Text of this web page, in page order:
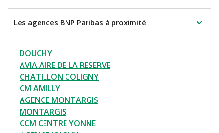
Les agences BNP Paribas à proximité
DOUCHY
AVIA AIRE DE LA RESERVE
CHATILLON COLIGNY
CM AMILLY
AGENCE MONTARGIS
MONTARGIS
CCM CENTRE YONNE